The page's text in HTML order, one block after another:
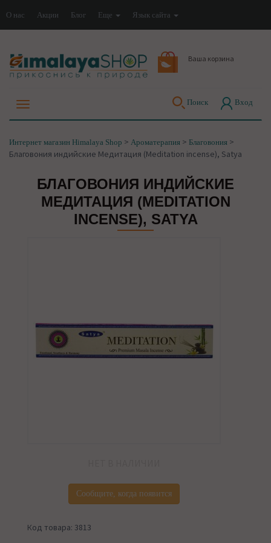
О нас Акции Блог Еще Язык сайта
Ваша корзина
Поиск Вход
Интернет магазин Himalaya Shop > Ароматерапия > Благовония >
Благовония индийские Медитация (Meditation incense), Satya
БЛАГОВОНИЯ ИНДИЙСКИЕ
МЕДИТАЦИЯ (MEDITATION
INCENSE), SATYA
Сообщите, когда появится
Код товара: 3813